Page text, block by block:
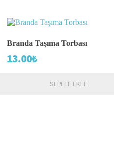
Branda Taşıma Torbası
13.00₺
SEPETE EKLE